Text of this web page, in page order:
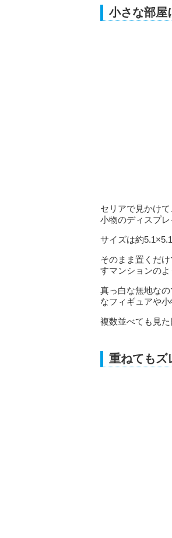
小さな部屋
セリアで見かけ
小物のディスプレ
サイズは約
そのまま置くだ
すマンションの
真っ白な無地な
なフィギュアや
複数並べても見
重ねてもズ